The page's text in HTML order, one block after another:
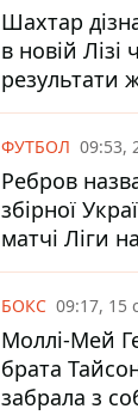
Шахтар
в новій Лізі
результати
UEFA
ФУТБОЛ 09:53,
Ребров
збірної
матчі Ліги
Албанії та
БОКС 09:17, 15
Моллі-Мей
брата
забрала з